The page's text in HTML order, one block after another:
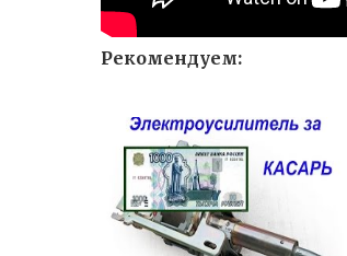
Рекомендуем: